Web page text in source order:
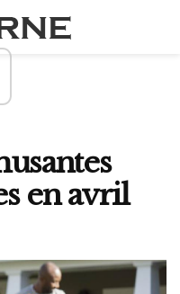
en avril